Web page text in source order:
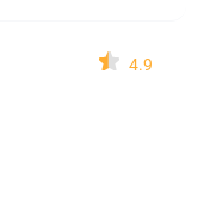
4.9